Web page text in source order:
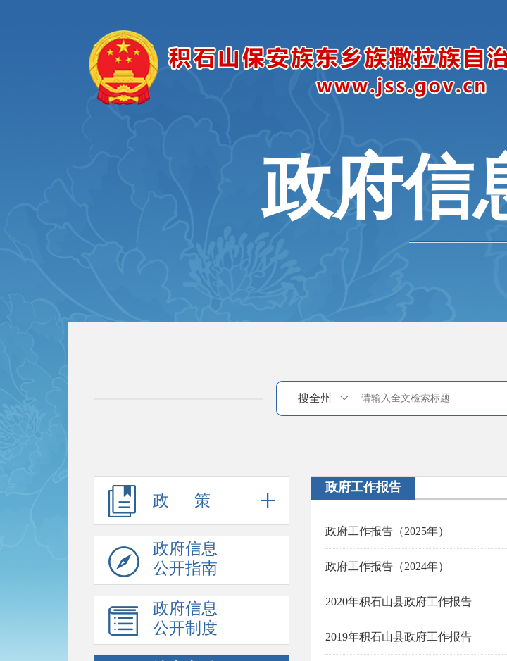
政府信
搜全州
政 策
政府信息
公开指南
政府信息
公开制度
政府工作报告
政府工作报告（2025年）
政府工作报告（2024年）
2020年积石山县政府工作报告
2019年积石山县政府工作报告